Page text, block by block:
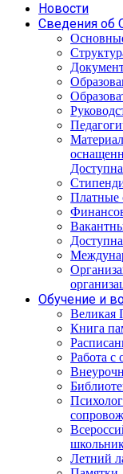
Новости
Сведения об
Платные
Обучение и
Великая
Книга
Работа с
Летний